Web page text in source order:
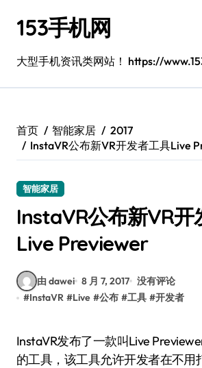
153手机网
大型手机资讯类网站！ https://
首页 智能家居
2017
InstaVR公布新VR开发者工具Live
智能家居
InstaVR公布新VR开
Live Previewer
由 dawei 8 月 7, 2017 没有评论
#InstaVR #Live #公布 #工具 #开发者
InstaVR发布了一款叫Live Previewer（实时预览器）
的工具，该工具允许开发者在不用